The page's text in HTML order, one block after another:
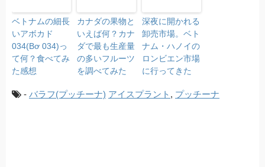
ベトナムの細長
いアボカド
034(Bơ 034)っ
て何？食べてみ
た感想
カナダの果物と
いえば何？カナ
ダで最も生産量
の多いフルーツ
を調べてみた
深夜に開かれる
卸売市場。ベト
ナム・ハノイの
ロンビエン市場
に行ってきた
- バラフ(プッチーナ) アイスプラント , プッチーナ